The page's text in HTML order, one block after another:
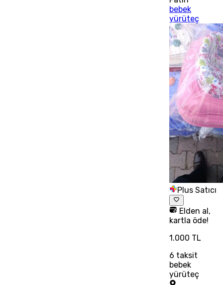
bebek
yürüteç
Plus Satıcı
Elden al,
kartla öde!
1.000 TL
6 taksit
bebek
yürüteç